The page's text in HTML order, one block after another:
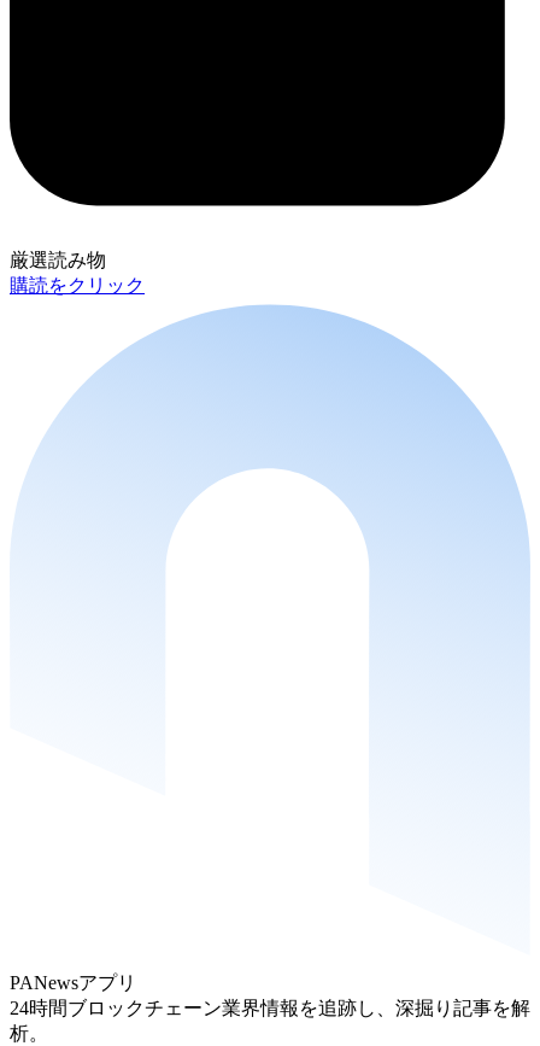
厳選読み物
購読をクリック
PANewsアプリ
24時間ブロックチェーン業界情報を追跡し、深掘り記事を解
析。